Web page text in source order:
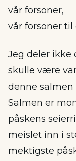
vår forsoner,
vår forsoner til
Jeg deler ikke
skulle være
denne salmen
Salmen er
påskens
meislet inn i
mektigste